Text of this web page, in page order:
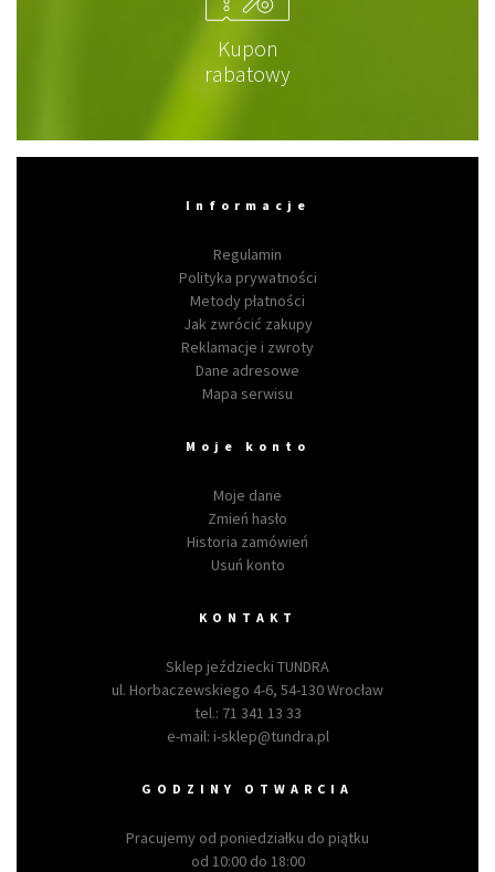
Kupon
rabatowy
Informacje
Regulamin
Polityka prywatności
Metody płatności
Jak zwrócić zakupy
Reklamacje i zwroty
Dane adresowe
Mapa serwisu
Moje konto
Moje dane
Zmień hasło
Historia zamówień
Usuń konto
KONTAKT
Sklep jeździecki TUNDRA
ul. Horbaczewskiego 4-6, 54-130 Wrocław
tel.: 71 341 13 33
e-mail: i-sklep@tundra.pl
GODZINY OTWARCIA
Pracujemy od poniedziałku do piątku
od 10:00 do 18:00